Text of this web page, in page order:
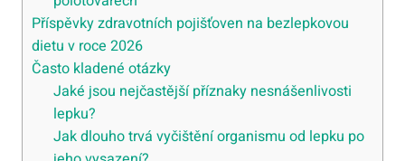
Příspěvky zdravotních pojišťoven na bezlepkovou
dietu v roce 2026
Často kladené otázky
Jaké jsou nejčastější příznaky nesnášenlivosti
lepku?
Jak dlouho trvá vyčištění organismu od lepku po